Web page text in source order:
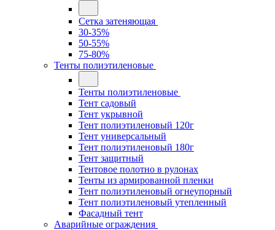
Сетка затеняющая
30-35%
50-55%
75-80%
Тенты полиэтиленовые
Тенты полиэтиленовые
Тент садовый
Тент укрывной
Тент полиэтиленовый 120г
Тент универсальный
Тент полиэтиленовый 180г
Тент защитный
Тентовое полотно в рулонах
Тенты из армированной пленки
Тент полиэтиленовый огнеупорный
Тент полиэтиленовый утепленный
Фасадный тент
Аварийные ограждения